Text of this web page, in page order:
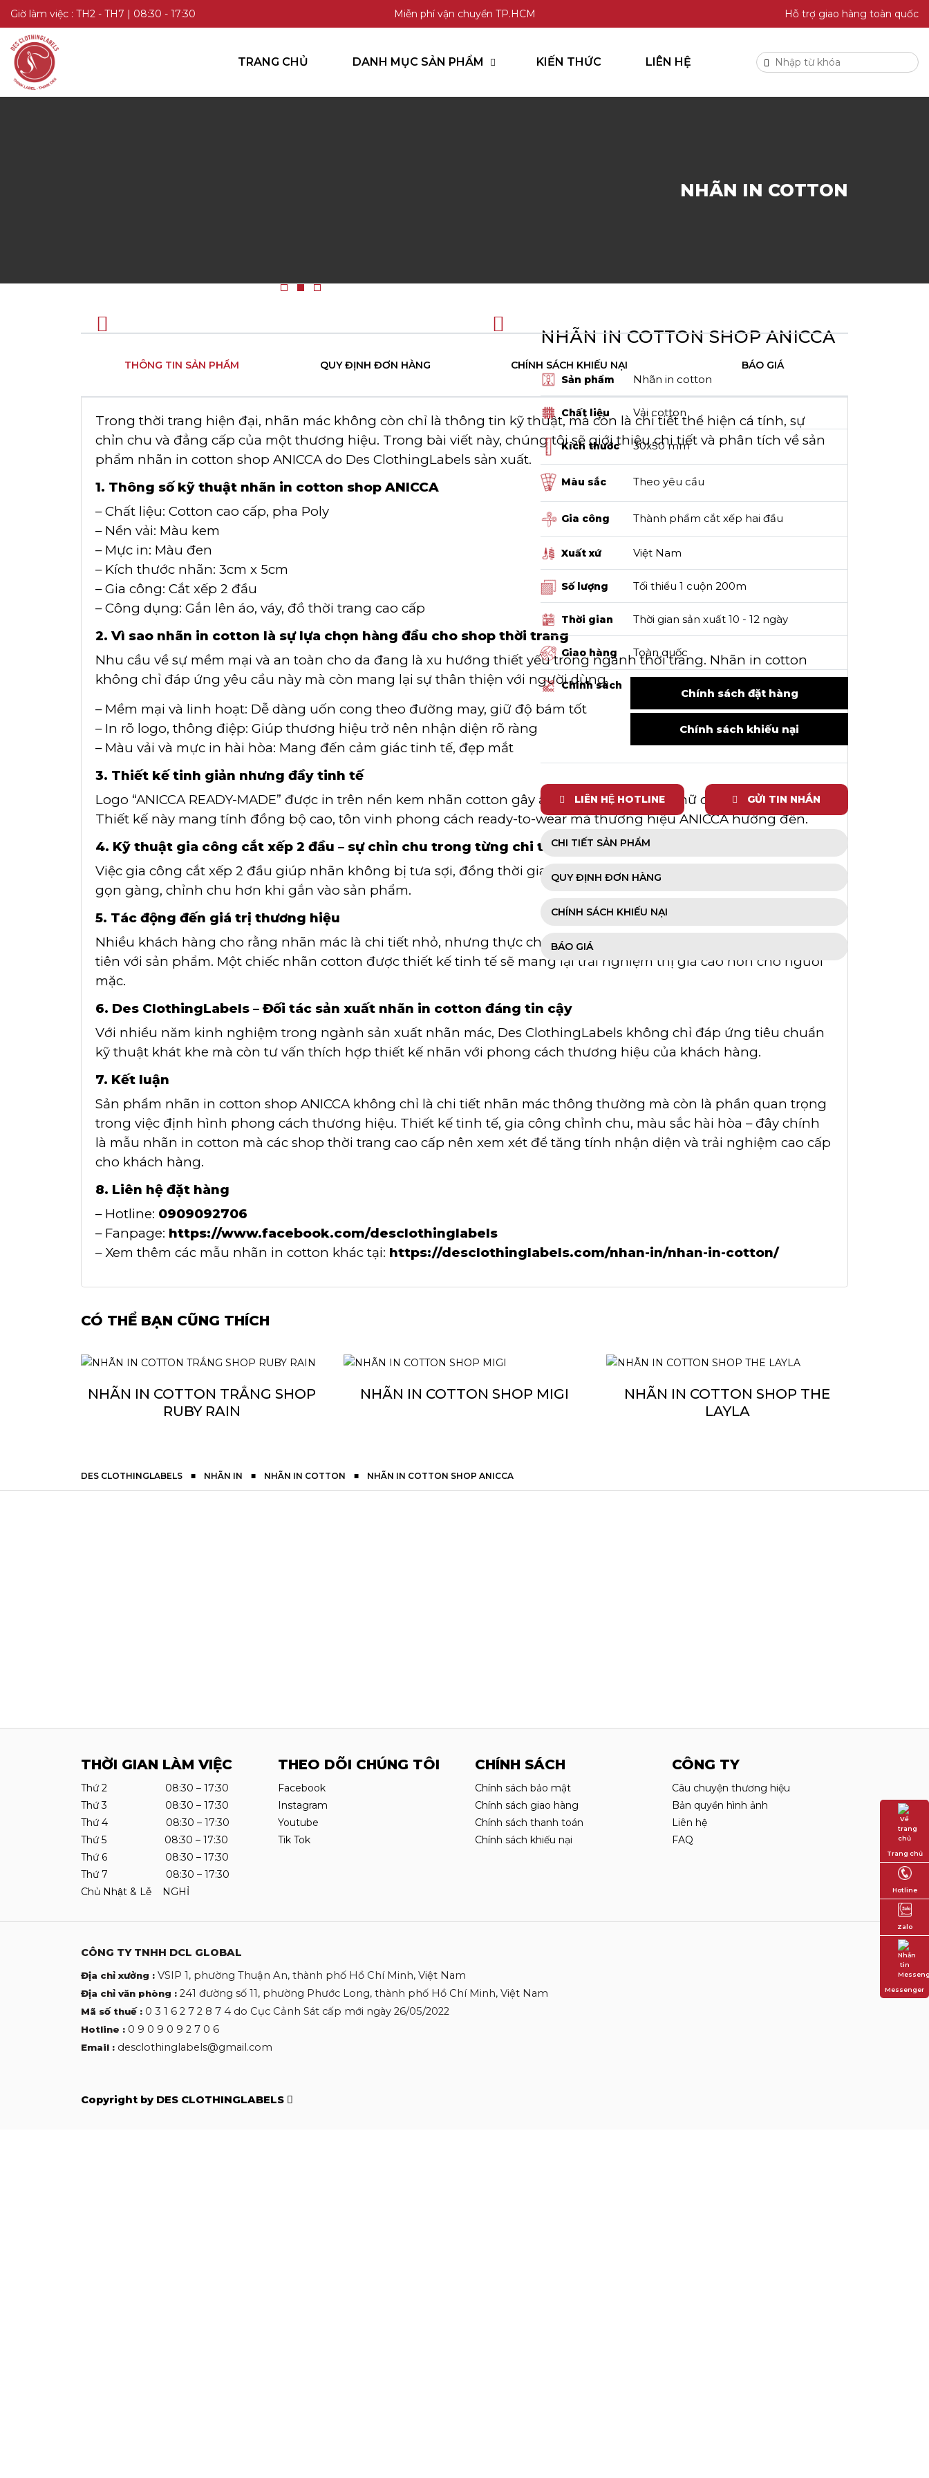
Giờ làm việc : TH2 - TH7 | 08:30 - 17:30 Miễn phí vận chuyển TP.HCM Hỗ trợ giao hàng toàn quốc
TRANG CHỦ DANH MỤC SẢN PHẨM KIẾN THỨC LIÊN HỆ
NHÃN IN COTTON
NHÃN IN COTTON SHOP ANICCA
Sản phẩm Nhãn in cotton
Chất liệu Vải cotton
Kích thước 30x50 mm
Màu sắc Theo yêu cầu
Gia công Thành phẩm cắt xếp hai đầu
Xuất xứ Việt Nam
Số lượng Tối thiểu 1 cuộn 200m
Thời gian Thời gian sản xuất 10 - 12 ngày
Giao hàng Toàn quốc
Chính sách
Chính sách đặt hàng
Chính sách khiếu nại
LIÊN HỆ HOTLINE GỬI TIN NHẮN
CHI TIẾT SẢN PHẨM
QUY ĐỊNH ĐƠN HÀNG
CHÍNH SÁCH KHIẾU NẠI
BÁO GIÁ
THÔNG TIN SẢN PHẨM QUY ĐỊNH ĐƠN HÀNG CHÍNH SÁCH KHIẾU NẠI BÁO GIÁ
Trong thời trang hiện đại, nhãn mác không còn chỉ là thông tin kỹ thuật, mà còn là chi tiết thể hiện cá tính, sự
chỉn chu và đẳng cấp của một thương hiệu. Trong bài viết này, chúng tôi sẽ giới thiệu chi tiết và phân tích về sản
phẩm nhãn in cotton shop ANICCA do Des ClothingLabels sản xuất.
1. Thông số kỹ thuật nhãn in cotton shop ANICCA
– Chất liệu: Cotton cao cấp, pha Poly
– Nền vải: Màu kem
– Mực in: Màu đen
– Kích thước nhãn: 3cm x 5cm
– Gia công: Cắt xếp 2 đầu
– Công dụng: Gắn lên áo, váy, đồ thời trang cao cấp
2. Vì sao nhãn in cotton là sự lựa chọn hàng đầu cho shop thời trang
Nhu cầu về sự mềm mại và an toàn cho da đang là xu hướng thiết yếu trong ngành thời trang. Nhãn in cotton
không chỉ đáp ứng yêu cầu này mà còn mang lại sự thân thiện với người dùng.
– Mềm mại và linh hoạt: Dễ dàng uốn cong theo đường may, giữ độ bám tốt
– In rõ logo, thông điệp: Giúp thương hiệu trở nên nhận diện rõ ràng
– Màu vải và mực in hài hòa: Mang đến cảm giác tinh tế, đẹp mắt
3. Thiết kế tinh giản nhưng đầy tinh tế
Logo “ANICCA READY-MADE” được in trên nền kem nhãn cotton gây ấn tượng với phông chữ chắc chắn, cân đối.
Thiết kế này mang tính đồng bộ cao, tôn vinh phong cách ready-to-wear mà thương hiệu ANICCA hướng đến.
4. Kỹ thuật gia công cắt xếp 2 đầu – sự chỉn chu trong từng chi tiết
Việc gia công cắt xếp 2 đầu giúp nhãn không bị tưa sợi, đồng thời gia tăng độ bền khi may và giặt. Nhãn trở nên
gọn gàng, chỉnh chu hơn khi gắn vào sản phẩm.
5. Tác động đến giá trị thương hiệu
Nhiều khách hàng cho rằng nhãn mác là chi tiết nhỏ, nhưng thực chất, đó là một trong những điểm tiếp xúc đầu
tiên với sản phẩm. Một chiếc nhãn cotton được thiết kế tinh tế sẽ mang lại trải nghiệm thị giá cao hơn cho người
mặc.
6. Des ClothingLabels – Đối tác sản xuất nhãn in cotton đáng tin cậy
Với nhiều năm kinh nghiệm trong ngành sản xuất nhãn mác, Des ClothingLabels không chỉ đáp ứng tiêu chuẩn
kỹ thuật khát khe mà còn tư vấn thích hợp thiết kế nhãn với phong cách thương hiệu của khách hàng.
7. Kết luận
Sản phẩm nhãn in cotton shop ANICCA không chỉ là chi tiết nhãn mác thông thường mà còn là phần quan trọng
trong việc định hình phong cách thương hiệu. Thiết kế tinh tế, gia công chỉnh chu, màu sắc hài hòa – đây chính
là mẫu nhãn in cotton mà các shop thời trang cao cấp nên xem xét để tăng tính nhận diện và trải nghiệm cao cấp
cho khách hàng.
8. Liên hệ đặt hàng
– Hotline: 0909092706
– Fanpage: https://www.facebook.com/desclothinglabels
– Xem thêm các mẫu nhãn in cotton khác tại: https://desclothinglabels.com/nhan-in/nhan-in-cotton/
CÓ THỂ BẠN CŨNG THÍCH
NHÃN IN COTTON TRẮNG SHOP
RUBY RAIN
NHÃN IN COTTON SHOP MIGI
NHÃN IN COTTON SHOP THE
LAYLA
DES CLOTHINGLABELS ■ NHÃN IN ■ NHÃN IN COTTON ■ NHÃN IN COTTON SHOP ANICCA
THỜI GIAN LÀM VIỆC
Thứ 2 08:30 – 17:30
Thứ 3 08:30 – 17:30
Thứ 4 08:30 – 17:30
Thứ 5 08:30 – 17:30
Thứ 6 08:30 – 17:30
Thứ 7 08:30 – 17:30
Chủ Nhật & Lễ NGHỈ
THEO DÕI CHÚNG TÔI
Facebook
Instagram
Youtube
Tik Tok
CHÍNH SÁCH
Chính sách bảo mật
Chính sách giao hàng
Chính sách thanh toán
Chính sách khiếu nại
CÔNG TY
Câu chuyện thương hiệu
Bản quyền hình ảnh
Liên hệ
FAQ
CÔNG TY TNHH DCL GLOBAL
Địa chỉ xưởng : VSIP 1, phường Thuận An, thành phố Hồ Chí Minh, Việt Nam
Địa chỉ văn phòng : 241 đường số 11, phường Phước Long, thành phố Hồ Chí Minh, Việt Nam
Mã số thuế : 0 3 1 6 2 7 2 8 7 4 do Cục Cảnh Sát cấp mới ngày 26/05/2022
Hotline : 0 9 0 9 0 9 2 7 0 6
Email : desclothinglabels@gmail.com
Copyright by DES CLOTHINGLABELS
TRANG CHỦ
DANH MỤC SẢN PHẨM
KIẾN THỨC
Trang chủ
Hotline
Zalo
Messenger